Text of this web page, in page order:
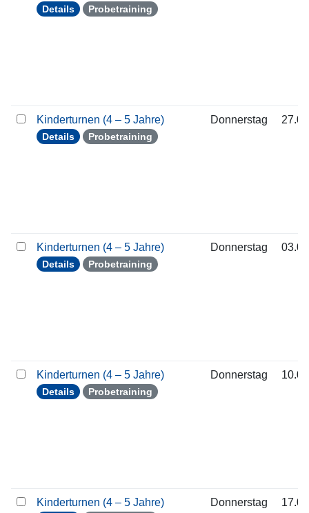
Details Probetraining
Kinderturnen (4 – 5 Jahre)
Details Probetraining
Donnerstag
Kinderturnen (4 – 5 Jahre)
Details Probetraining
Donnerstag
Kinderturnen (4 – 5 Jahre)
Details Probetraining
Donnerstag
Kinderturnen (4 – 5 Jahre) Donnerstag